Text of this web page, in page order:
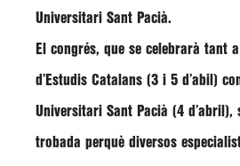
Universitari Sant Pacià.
El congrés, que se celebrarà tant
d’Estudis Catalans (3 i 5 d’abil)
Universitari Sant Pacià (4 d’abril),
trobada perquè diversos